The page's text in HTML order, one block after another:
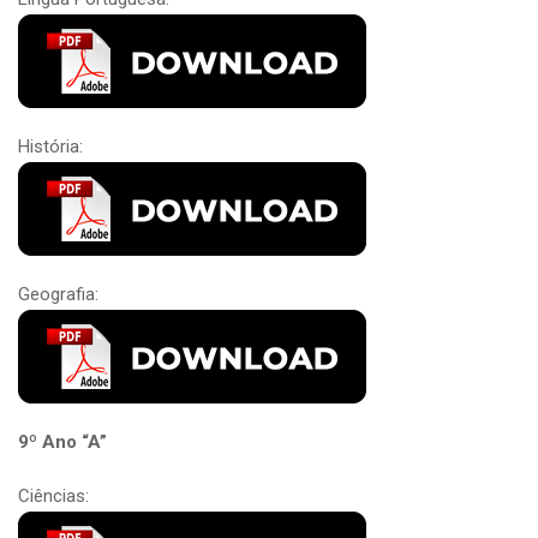
História:
Geografia:
9º Ano “A”
Ciências: